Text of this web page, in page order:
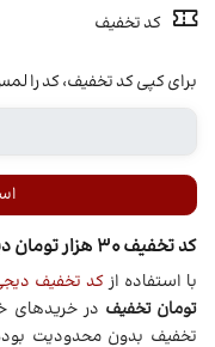
کد تخفیف
برای کپی کد تخفیف، کد را
کد تخفیف 30 هزار تومان دیجی کالا جت نامحدود
با استفاده ازکد تخفیف
تومان تخفیف در خریدهای
تخفیف بدون محدودیت